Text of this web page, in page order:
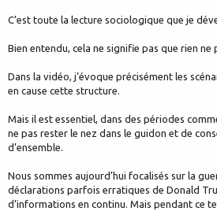
C’est toute la lecture sociologique que je
Bien entendu, cela ne signifie pas que rien ne
Dans la vidéo, j’évoque précisément les
en cause cette structure.
Mais il est essentiel, dans des périodes
ne pas rester le nez dans le guidon et de
d’ensemble.
Nous sommes aujourd’hui focalisés sur la
déclarations parfois erratiques de Donald
d’informations en continu. Mais pendant ce